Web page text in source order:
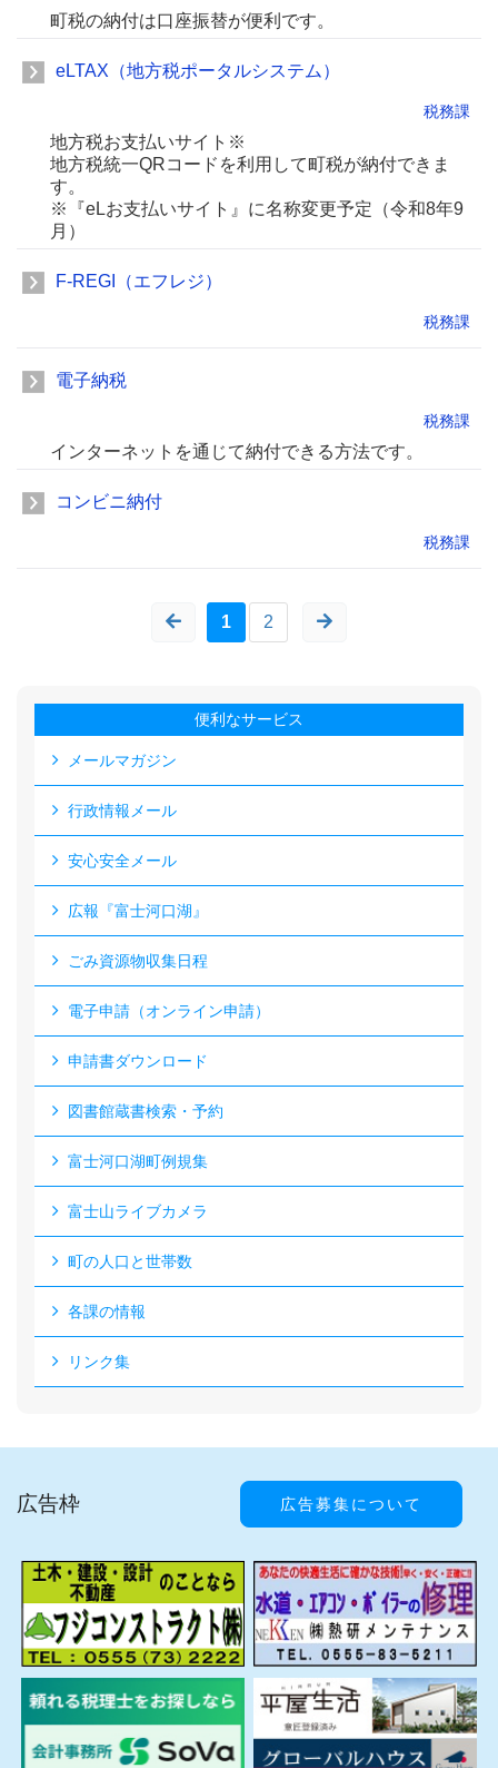
町税の納付は口座振替が便利です。
eLTAX（地方税ポータルシステム）
税務課
地方税お支払いサイト※
地方税統一QRコードを利用して町税が納付できま
す。
※『eLお支払いサイト』に名称変更予定（令和8年9
月）
F-REGI（エフレジ）
税務課
電子納税
税務課
インターネットを通じて納付できる方法です。
コンビニ納付
税務課
1 2
便利なサービス
メールマガジン
行政情報メール
安心安全メール
広報『富士河口湖』
ごみ資源物収集日程
電子申請（オンライン申請）
申請書ダウンロード
図書館蔵書検索・予約
富士河口湖町例規集
富士山ライブカメラ
町の人口と世帯数
各課の情報
リンク集
広告枠 広告募集について